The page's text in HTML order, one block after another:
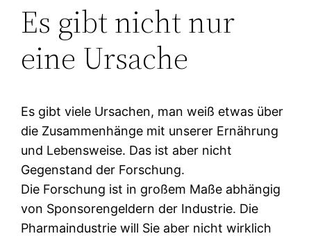
Es gibt nicht nur
eine Ursache
Es gibt viele Ursachen, man weiß etwas über
die Zusammenhänge mit unserer Ernährung
und Lebensweise. Das ist aber nicht
Gegenstand der Forschung.
Die Forschung ist in großem Maße abhängig
von Sponsorengeldern der Industrie. Die
Pharmaindustrie will Sie aber nicht wirklich